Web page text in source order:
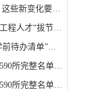
2026考研复试即将开启 这些新变化要注意
校企联合培养，让卓越工程人才“拔节生长”
@准研究生，这份“入学前待办清单”请收好
2026软科中国大学排名590所完整名单（501-590名）
2026软科中国大学排名590所完整名单（401-500名）